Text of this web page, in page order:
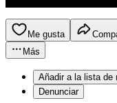
Me gusta
Más
Añadir a la lista de
Denunciar